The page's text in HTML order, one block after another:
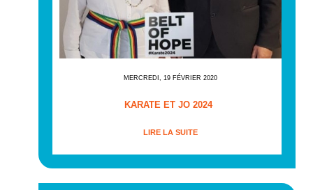
MERCREDI, 19 FÉVRIER 2020
KARATE ET JO 2024
LIRE LA SUITE